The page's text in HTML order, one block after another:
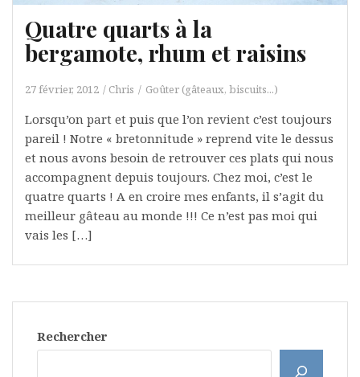
Quatre quarts à la
bergamote, rhum et raisins
27 février, 2012 Chris Goûter (gâteaux, biscuits...)
Lorsqu’on part et puis que l’on revient c’est toujours
pareil ! Notre « bretonnitude » reprend vite le dessus
et nous avons besoin de retrouver ces plats qui nous
accompagnent depuis toujours. Chez moi, c’est le
quatre quarts ! A en croire mes enfants, il s’agit du
meilleur gâteau au monde !!! Ce n’est pas moi qui
vais les […]
Rechercher